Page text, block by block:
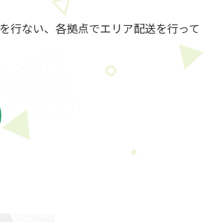
行ない、各拠点でエリア配送を行って